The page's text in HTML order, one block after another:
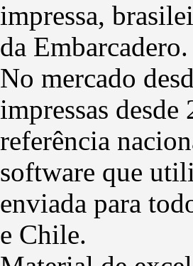
impressa,
da Embarcadero.
No mercado
impressas
referência
software que
enviada para
e Chile.